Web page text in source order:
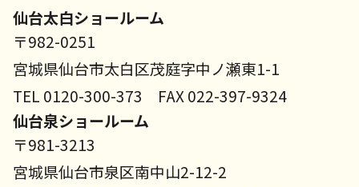
仙台太白ショールーム
〒982-0251
宮城県仙台市太白区茂庭字中ノ瀬東1-1
TEL 0120-300-373 FAX 022-397-9324
仙台泉ショールーム
〒981-3213
宮城県仙台市泉区南中山2-12-2